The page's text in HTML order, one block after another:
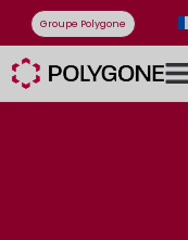
Groupe Polygone